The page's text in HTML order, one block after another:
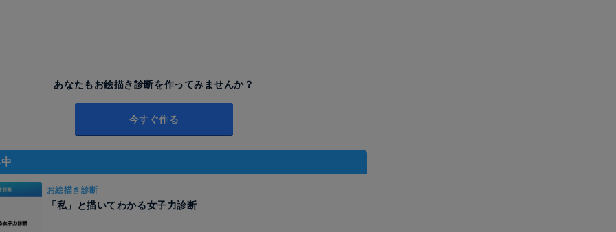
あなたもお絵描き診断を作ってみませんか？
今すぐ作る
お絵描き診断
「私」と描いてわかる女子力診断